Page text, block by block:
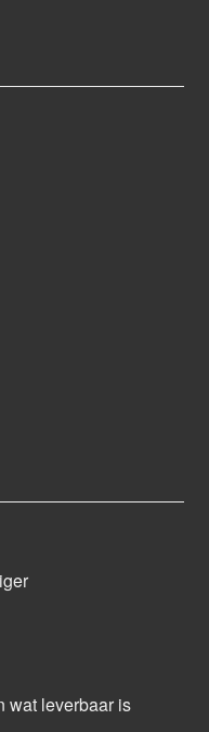
wat leverbaar is